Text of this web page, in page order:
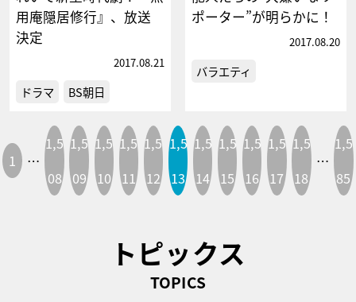
用庵隠居修行』、放送
決定
2017.08.21
ドラマ BS朝日
ポーター”が明らかに！
2017.08.20
バラエティ
1 …
1,5
08
1,5
09
1,5
10
1,5
11
1,5
12
1,5
13
1,5
14
1,5
15
1,5
16
1,5
17
1,5
18
…
1,5
85
トピックス
TOPICS